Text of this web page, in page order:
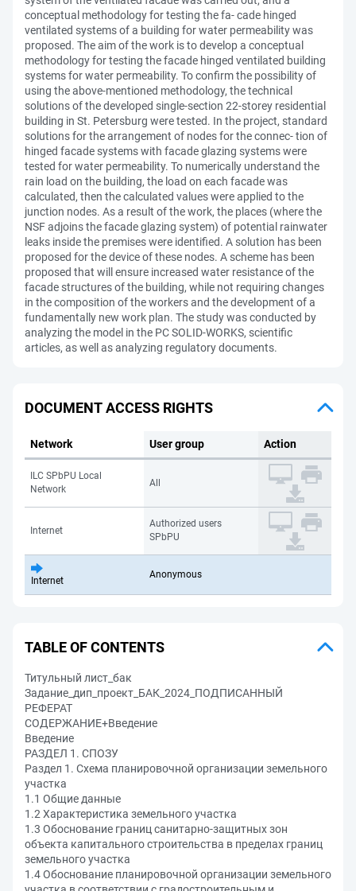
conceptual methodology for testing the fa- cade hinged
ventilated systems of a building for water permeability was
proposed. The aim of the work is to develop a conceptual
methodology for testing the facade hinged ventilated building
systems for water permeability. To confirm the possibility of
using the above-mentioned methodology, the technical
solutions of the developed single-section 22-storey residential
building in St. Petersburg were tested. In the project, standard
solutions for the arrangement of nodes for the connec- tion of
hinged facade systems with facade glazing systems were
tested for water permeability. To numerically understand the
rain load on the building, the load on each facade was
calculated, then the calculated values were applied to the
junction nodes. As a result of the work, the places (where the
NSF adjoins the facade glazing system) of potential rainwater
leaks inside the premises were identified. A solution has been
proposed for the device of these nodes. A scheme has been
proposed that will ensure increased water resistance of the
facade structures of the building, while not requiring changes
in the composition of the workers and the development of a
fundamentally new work plan. The study was conducted by
analyzing the model in the PC SOLID-WORKS, scientific
articles, as well as analyzing regulatory documents.
DOCUMENT ACCESS RIGHTS
Network User group Action
ILC SPbPU Local
Network
All
Internet
Authorized users
SPbPU
Internet
Anonymous
TABLE OF CONTENTS
Титульный лист_бак
Задание_дип_проект_БАК_2024_ПОДПИСАННЫЙ
РЕФЕРАТ
СОДЕРЖАНИЕ+Введение
Введение
РАЗДЕЛ 1. СПОЗУ
Раздел 1. Схема планировочной организации земельного
участка
1.1 Общие данные
1.2 Характеристика земельного участка
1.3 Обоснование границ санитарно-защитных зон
объекта капитального строительства в пределах границ
земельного участка
1.4 Обоснование планировочной организации земельного